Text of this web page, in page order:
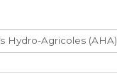
Hydro-Agricoles (AHA)